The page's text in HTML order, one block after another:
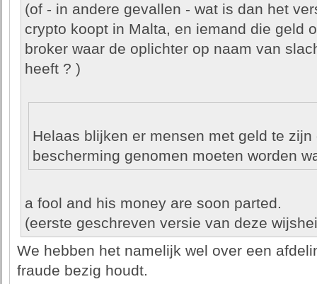
(of - in andere gevallen - wat is dan het
crypto koopt in Malta, en iemand die geld
broker waar de oplichter op naam van
heeft ? )
Helaas blijken er mensen met geld te
bescherming genomen moeten worden
a fool and his money are soon parted.
(eerste geschreven versie van deze
We hebben het namelijk wel over een
fraude bezig houdt.